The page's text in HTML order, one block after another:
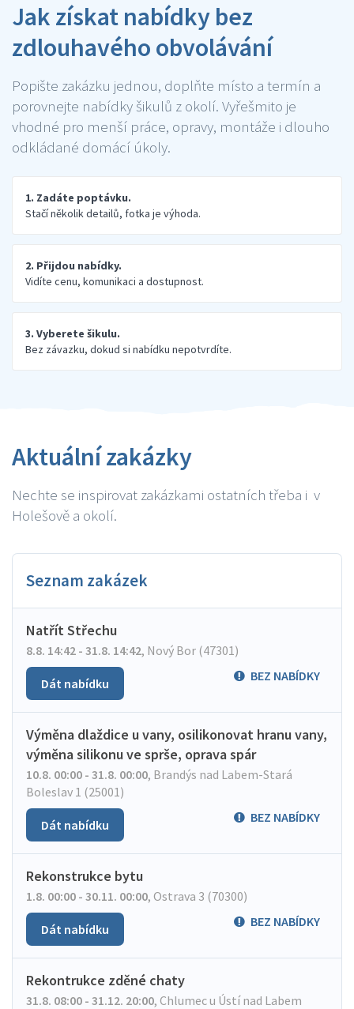
Jak získat nabídky bez
zdlouhavého obvolávání
Popište zakázku jednou, doplňte místo a termín a
porovnejte nabídky šikulů z okolí. Vyřešmito je
vhodné pro menší práce, opravy, montáže i dlouho
odkládané domácí úkoly.
1. Zadáte poptávku.
Stačí několik detailů, fotka je výhoda.
2. Přijdou nabídky.
Vidíte cenu, komunikaci a dostupnost.
3. Vyberete šikulu.
Bez závazku, dokud si nabídku nepotvrdíte.
Aktuální zakázky
Nechte se inspirovat zakázkami ostatních třeba i v
Holešově a okolí.
Seznam zakázek
Natřít Střechu
8.8. 14:42 - 31.8. 14:42, Nový Bor (47301)
BEZ NABÍDKY
Dát nabídku
Výměna dlaždice u vany, osilikonovat hranu vany,
výměna silikonu ve sprše, oprava spár
10.8. 00:00 - 31.8. 00:00, Brandýs nad Labem-Stará
Boleslav 1 (25001)
BEZ NABÍDKY
Dát nabídku
Rekonstrukce bytu
1.8. 00:00 - 30.11. 00:00, Ostrava 3 (70300)
BEZ NABÍDKY
Dát nabídku
Rekontrukce zděné chaty
31.8. 08:00 - 31.12. 20:00, Chlumec u Ústí nad Labem